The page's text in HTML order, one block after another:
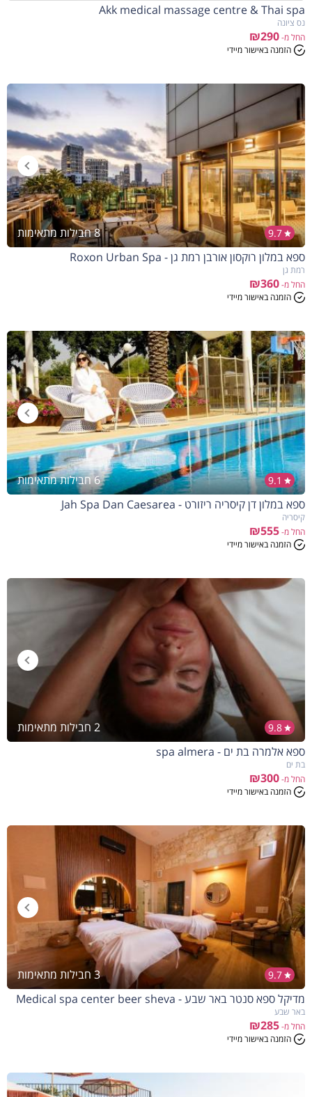
Akk medical massage centre & Thai spa
נס ציונה
החל מ-₪290
הזמנה באישור מיידי
9.7
8 חבילות מתאימות
ספא במלון רוקסון אורבן רמת גן - Roxon Urban Spa
רמת גן
החל מ-₪360
הזמנה באישור מיידי
9.1
6 חבילות מתאימות
ספא במלון דן קיסריה ריזורט - Jah Spa Dan Caesarea
קיסריה
החל מ-₪555
הזמנה באישור מיידי
9.8
2 חבילות מתאימות
ספא אלמרה בת ים - spa almera
בת ים
החל מ-₪300
הזמנה באישור מיידי
9.7
3 חבילות מתאימות
מדיקל ספא סנטר באר שבע - Medical spa center beer sheva
באר שבע
החל מ-₪285
הזמנה באישור מיידי